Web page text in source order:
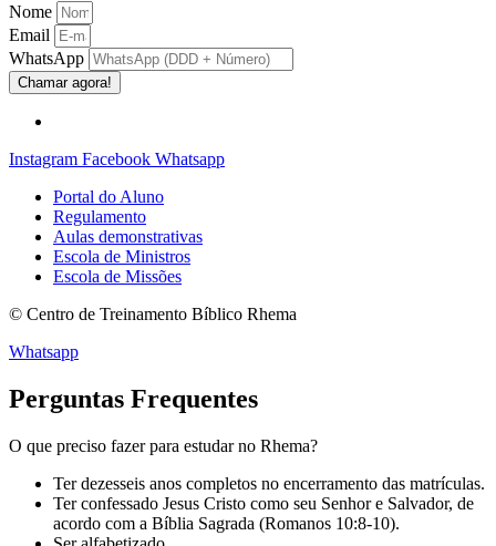
Nome
Email
WhatsApp
Chamar agora!
Instagram Facebook Whatsapp
Portal do Aluno
Regulamento
Aulas demonstrativas
Escola de Ministros
Escola de Missões
© Centro de Treinamento Bíblico Rhema
Whatsapp
Perguntas Frequentes
O que preciso fazer para estudar no Rhema?
Ter dezesseis anos completos no encerramento das matrículas.
Ter confessado Jesus Cristo como seu Senhor e Salvador, de
acordo com a Bíblia Sagrada (Romanos 10:8-10).